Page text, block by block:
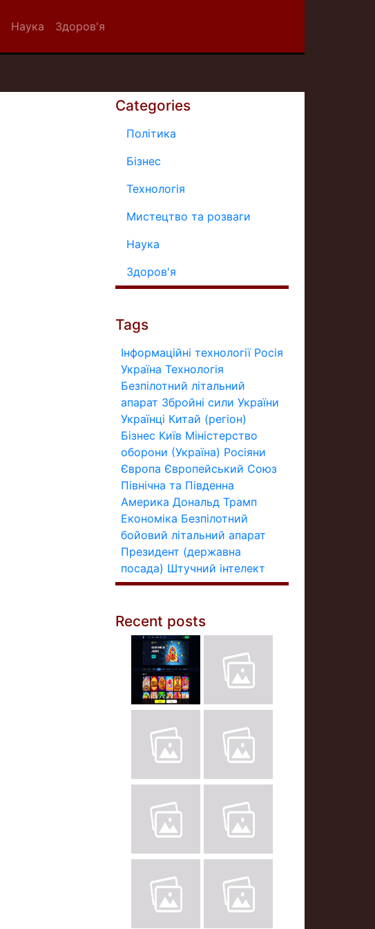
Наука Здоров'я
Categories
Політика
Бізнес
Технологія
Мистецтво та розваги
Наука
Здоров'я
Tags
Інформаційні технології Росія
Україна Технологія
Безпілотний літальний
апарат Збройні сили України
Українці Китай (регіон)
Бізнес Київ Міністерство
оборони (Україна) Росіяни
Європа Європейський Союз
Північна та Південна
Америка Дональд Трамп
Економіка Безпілотний
бойовий літальний апарат
Президент (державна
посада) Штучний інтелект
Recent posts